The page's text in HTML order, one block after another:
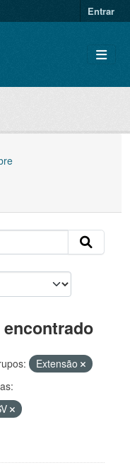
Entrar
Extensão